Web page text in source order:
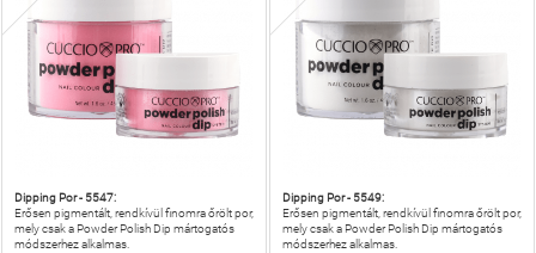
Dipping Por - 5547:
Erősen pigmentált, rendkívül finomra őrölt por,
mely csak a Powder Polish Dip mártogatós
módszerhez alkalmas.
Dipping Por - 5549:
Erősen pigmentált, rendkívül finomra őrölt por,
mely csak a Powder Polish Dip mártogatós
módszerhez alkalmas.